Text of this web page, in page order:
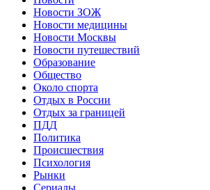
Новости ЗОЖ
Новости медицины
Новости Москвы
Новости путешествий
Образование
Общество
Около спорта
Отдых в России
Отдых за границей
ПДД
Политика
Происшествия
Психология
Рынки
Сериалы